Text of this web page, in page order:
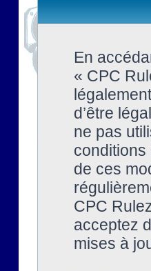
En
« CPC
d’être
ne pas
conditions
de ces
CPC
acceptez
mises à